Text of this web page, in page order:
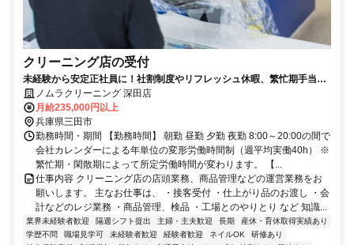
クリーニング店の受付
未経験から安定正社員に！社割制度やリフレッシュ休暇、繁忙期手当な
ど福利厚生も充実♪
ノムラクリーニング 深田店
月給235,000円以上
兵庫県三田市
勤務時間・期間 【勤務時間】 朝勤 昼勤 夕勤 夜勤 8:00～20:00の間で
会社カレンダーによる年単位の変形労働時間制（週平均実働40h） ※
繁忙期・閑散期によって所定労働時間が変わります。 【...
仕事内容 クリーニング店の店頭業務、商品管理などの運営業務をお
願いします。 主なお仕事は、 ・接客受付 ・仕上がり品のお渡し ・会
計などのレジ業務 ・商品管理、検品 ・工場とのやりとり など 知識...
業界未経験者歓迎 隔週シフト提出 主婦・主夫歓迎 長期
産休・育休取得実績あり
学歴不問
職場見学可 未経験者歓迎 経験者歓迎 ネイルOK
研修あり